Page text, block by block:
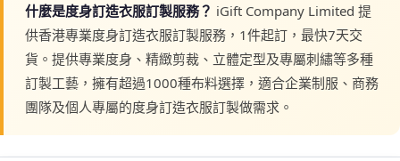
什麼是度身訂造衣服訂製服務？ iGift Company Limited 提
供香港專業度身訂造衣服訂製服務，1件起訂，最快7天交
貨。提供專業度身、精緻剪裁、立體定型及專屬刺繡等多種
訂製工藝，擁有超過1000種布料選擇，適合企業制服、商務
團隊及個人專屬的度身訂造衣服訂製做需求。